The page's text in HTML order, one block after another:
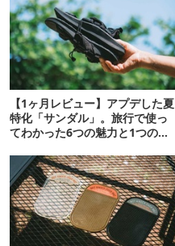
【1ヶ月レビュー】アプデした夏
特化「サンダル」。旅行で使っ
てわかった6つの魅力と1つの注